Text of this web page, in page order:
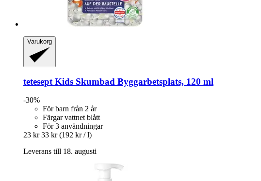
Varukorg
tetesept Kids Skumbad Byggarbetsplats, 120 ml
-30%
För barn från 2 år
Färgar vattnet blått
För 3 användningar
23 kr 33 kr (192 kr / l)
Leverans till 18. augusti